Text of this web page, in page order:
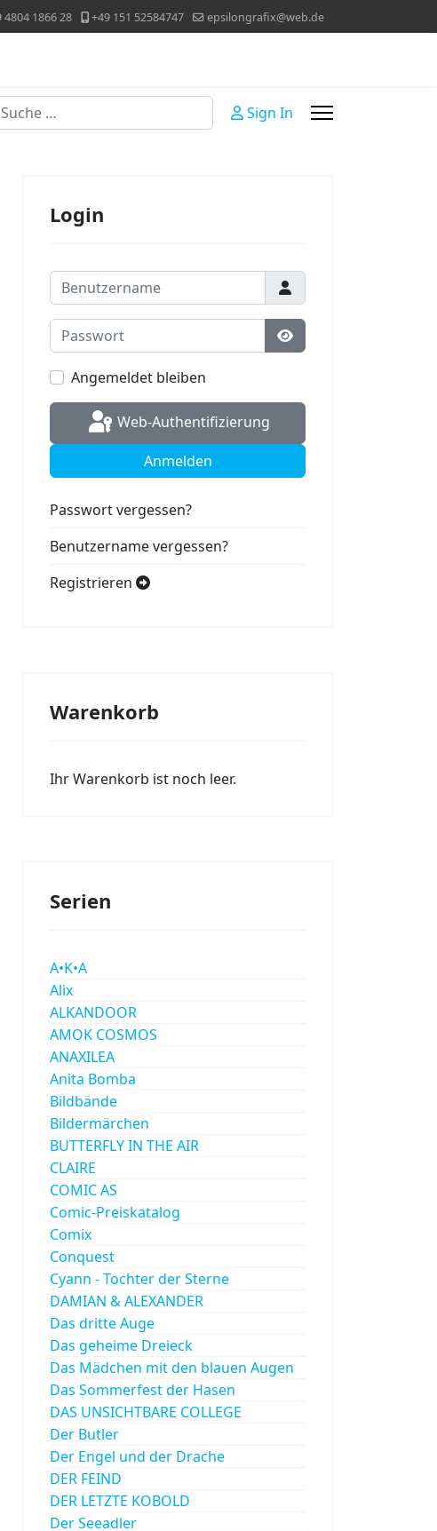
4804 1866 28 +49 151 52584747 epsilongrafix@web.de
Sign In
Login
Benutzername
Passwort
Passwort anzeigen
Angemeldet bleiben
Web-Authentifizierung
Anmelden
Passwort vergessen?
Benutzername vergessen?
Registrieren
Warenkorb
Ihr Warenkorb ist noch leer.
Serien
A•K•A
Alix
ALKANDOOR
AMOK COSMOS
ANAXILEA
Anita Bomba
Bildbände
Bildermärchen
BUTTERFLY IN THE AIR
CLAIRE
COMIC AS
Comic-Preiskatalog
Comix
Conquest
Cyann - Tochter der Sterne
DAMIAN & ALEXANDER
Das dritte Auge
Das geheime Dreieck
Das Mädchen mit den blauen Augen
Das Sommerfest der Hasen
DAS UNSICHTBARE COLLEGE
Der Butler
Der Engel und der Drache
DER FEIND
DER LETZTE KOBOLD
Der Seeadler